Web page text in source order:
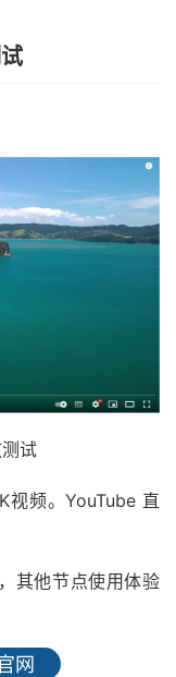
试
视频。YouTube 直
其他节点使用体验
网